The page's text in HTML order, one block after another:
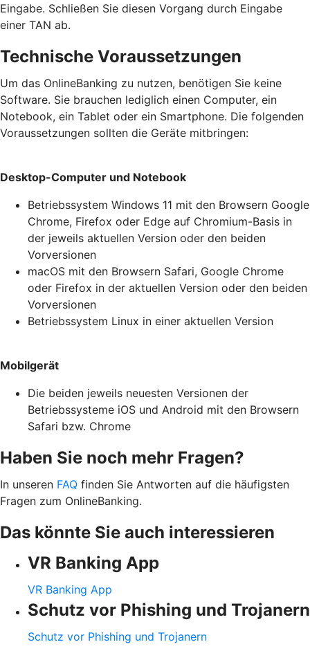
Eingabe. Schließen Sie diesen Vorgang durch Eingabe
einer TAN ab.
Technische Voraussetzungen
Um das OnlineBanking zu nutzen, benötigen Sie keine
Software. Sie brauchen lediglich einen Computer, ein
Notebook, ein Tablet oder ein Smartphone. Die folgenden
Voraussetzungen sollten die Geräte mitbringen:
Desktop-Computer und Notebook
Betriebssystem Windows 11 mit den Browsern Google
Chrome, Firefox oder Edge auf Chromium-Basis in
der jeweils aktuellen Version oder den beiden
Vorversionen
macOS mit den Browsern Safari, Google Chrome
oder Firefox in der aktuellen Version oder den beiden
Vorversionen
Betriebssystem Linux in einer aktuellen Version
Mobilgerät
Die beiden jeweils neuesten Versionen der
Betriebssysteme iOS und Android mit den Browsern
Safari bzw. Chrome
Haben Sie noch mehr Fragen?
In unseren FAQ finden Sie Antworten auf die häufigsten
Fragen zum OnlineBanking.
Das könnte Sie auch interessieren
VR Banking App
VR Banking App
Schutz vor Phishing und Trojanern
Schutz vor Phishing und Trojanern